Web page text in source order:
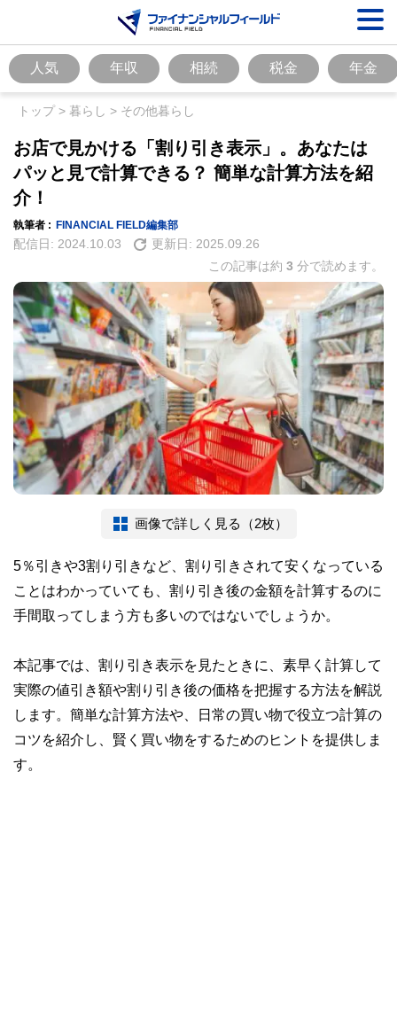
人気 年収 相続 税金 年金
トップ> 暮らし > その他暮らし
お店で見かける「割り引き表示」。あなたは
パッと見で計算できる？ 簡単な計算方法を紹
介！
執筆者 : FINANCIAL FIELD編集部
配信日: 2024.10.03 更新日: 2025.09.26
この記事は約 3 分で読めます。
画像で詳しく見る（2枚）
5％引きや3割り引きなど、割り引きされて安くなっている
ことはわかっていても、割り引き後の金額を計算するのに
手間取ってしまう方も多いのではないでしょうか。
本記事では、割り引き表示を見たときに、素早く計算して
実際の値引き額や割り引き後の価格を把握する方法を解説
します。簡単な計算方法や、日常の買い物で役立つ計算の
コツを紹介し、賢く買い物をするためのヒントを提供しま
す。